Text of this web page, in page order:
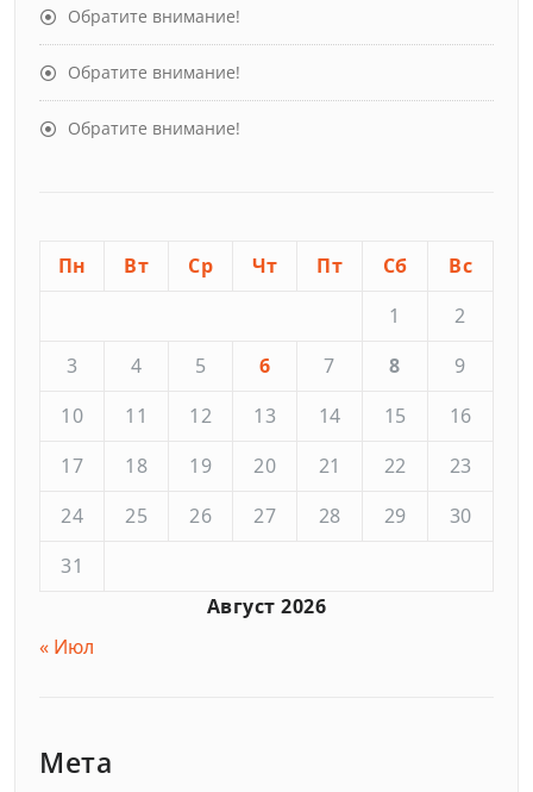
Обратите внимание!
Обратите внимание!
Обратите внимание!
Август 2026
Пн Вт Ср Чт Пт Сб
Вс
1
2
3
4 5 6 7 8
9
10
11 12 13 14 15
16
17
18 19 20 21 22
23
24
25 26 27 28 29
30
31
« Июл
Мета